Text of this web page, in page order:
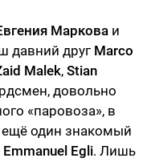
Маркова и
давний друг Marco
Malek, Stian
довольно
«паровоза», в
ещё один знакомый
Egli. Лишь